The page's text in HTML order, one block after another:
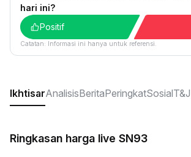
hari ini?
Positif
Catatan: Informasi ini hanya untuk referensi.
IkhtisarAnalisisBeritaPeringkatSosialT&J
Ringkasan harga live SN93